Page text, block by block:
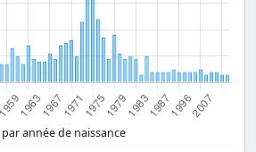
par année de naissance